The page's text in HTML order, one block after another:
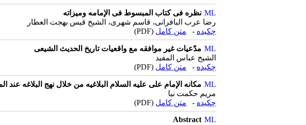
نظره فی کتاب المبسوط فی الإمامه ومیزاته
رضا عرب البافرانی، قاسم شهری، الشیخ قیس بهجت العطار
چکیده - متن کامل (PDF)
مدّعیات غیر موافقه مع واقعیات تاریخ الحدیث الشیعی
الشیخ عباس المفید
چکیده - متن کامل (PDF)
مکانه الإمام علی علیه السلام البلاغیه من خلال نهج البلاغه
مریم حکمت نیا
چکیده - متن کامل (PDF)
Abstract